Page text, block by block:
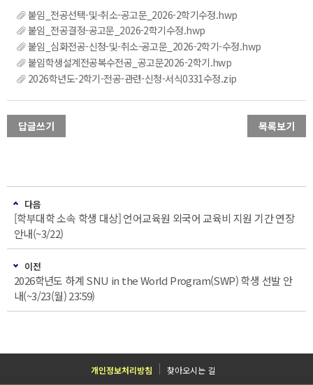
붙임_전공선택-및-취소-공고문_2026-2학기수정.hwp
붙임_전공결정-공고문_2026-2학기수정.hwp
붙임_심화전공-신청-및-취소-공고문_2026-2학기-수정.hwp
붙임학생설계전공복수전공_공고문2026-2학기.hwp
2026학년도-2학기-전공-관련-신청-서식0331수정.zip
답글쓰기 목록보기
다음
[학부대학 소속 학생 대상] 언어교육원 외국어 교육비 지원 기간 연장
안내(~3/22)
이전
2026학년도 하계 SNU in the World Program(SWP) 학생 선발 안
내(~3/23(월) 23:59)
개인정보처리방침 찾아오시는 길